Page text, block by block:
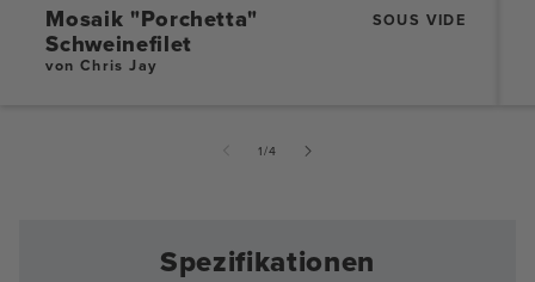
Mosaik "Porchetta"
Schweinefilet
SOUS VIDE
von Chris Jay
1/von
4
Spezifikationen